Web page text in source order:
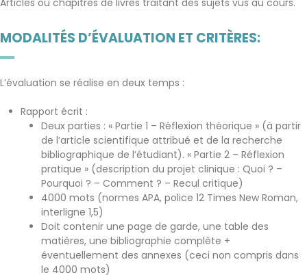
MODALITÉS D’ÉVALUATION ET CRITÈRES:
L’évaluation se réalise en deux temps :
Rapport écrit :
Deux parties : « Partie 1 – Réflexion théorique » (à partir
de l’article scientifique attribué et de la recherche
bibliographique de l’étudiant). « Partie 2 – Réflexion
pratique » (description du projet clinique : Quoi ? –
Pourquoi ? – Comment ? – Recul critique)
4000 mots (normes APA, police 12 Times New Roman,
interligne 1,5)
Doit contenir une page de garde, une table des
matières, une bibliographie complète +
éventuellement des annexes (ceci non compris dans
le 4000 mots)